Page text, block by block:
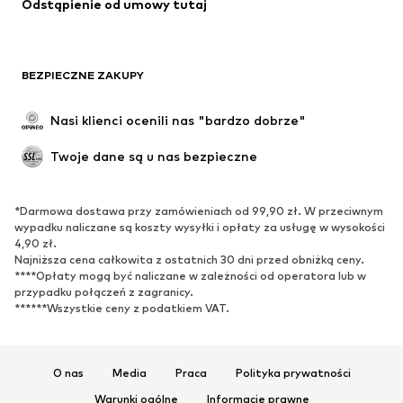
Odstąpienie od umowy tutaj
BEZPIECZNE ZAKUPY
Nasi klienci ocenili nas "bardzo dobrze"
Twoje dane są u nas bezpieczne
*Darmowa dostawa przy zamówieniach od 99,90 zł. W przeciwnym
wypadku naliczane są koszty wysyłki i opłaty za usługę w wysokości
4,90 zł.
Najniższa cena całkowita z ostatnich 30 dni przed obniżką ceny.
****Opłaty mogą być naliczane w zależności od operatora lub w
przypadku połączeń z zagranicy.
******Wszystkie ceny z podatkiem VAT.
O nas Media Praca
Polityka prywatności
Warunki ogólne
Informacje prawne